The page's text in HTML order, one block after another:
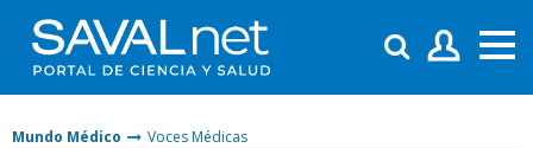
Mundo Médico Voces Médicas